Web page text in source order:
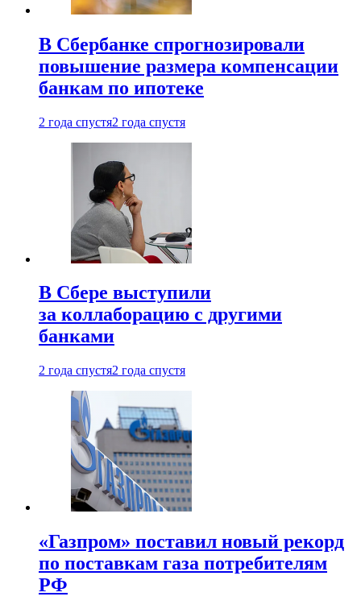
В Сбербанке спрогнозировали
повышение размера компенсации
банкам по ипотеке
2 года спустя2 года спустя
В Сбере выступили
за коллаборацию с другими
банками
2 года спустя2 года спустя
«Газпром» поставил новый рекорд
по поставкам газа потребителям
РФ